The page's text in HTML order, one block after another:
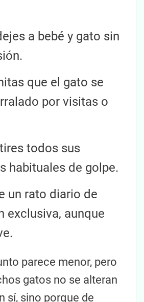
a bebé y gato sin
que el gato se
por visitas o
todos sus
habituales de golpe.
un rato diario de
exclusiva, aunque
parece menor, pero
gatos no se alteran
sí, sino porque de